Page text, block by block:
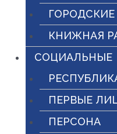
КНИЖНАЯ
СОЦИАЛЬНЫЕ
ПЕРВЫЕ
ПЕРСОНА